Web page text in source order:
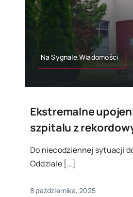
Na Sygnale,Wiadomości
Ekstremalne
szpitalu z
Do niecodziennej sytuacji
Oddziale […]
8 października, 2025